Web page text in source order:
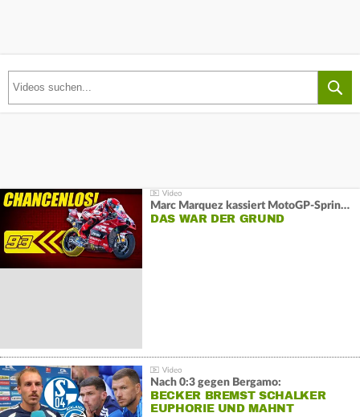
Marc Marquez kassiert MotoGP-Sprint-Schlappe:
DAS WAR DER GRUND
Nach 0:3 gegen Bergamo:
BECKER BREMST SCHALKER
EUPHORIE UND MAHNT